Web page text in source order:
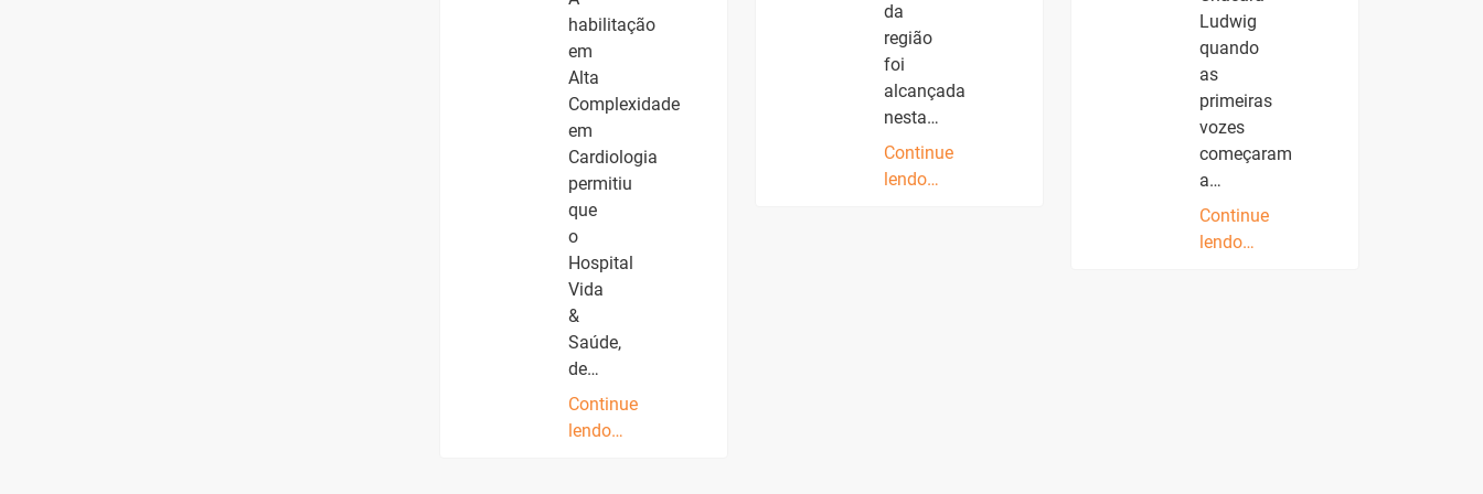
habilitação
em
Alta
Complexidade
em
Cardiologia
permitiu
que
o
Hospital
Vida
&
Saúde,
de…
Continue
lendo…
da
região
foi
alcançada
nesta…
Continue
lendo…
Ludwig
quando
as
primeiras
vozes
começaram
a…
Continue
lendo…